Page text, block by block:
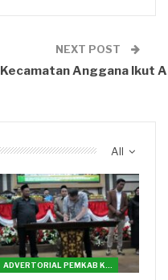
NEXT POST
Kecamatan Anggana Ikut
All